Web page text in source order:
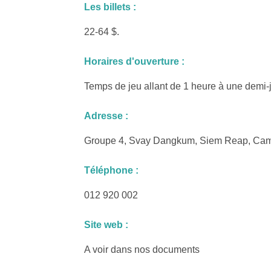
Les billets :
22-64 $.
Horaires d'ouverture :
Temps de jeu allant de 1 heure à une
Adresse :
Groupe 4, Svay Dangkum, Siem Reap,
Téléphone :
012 920 002
Site web :
A voir dans nos documents